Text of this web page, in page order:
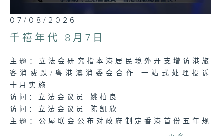
0
seconds
of
1
20
minutes,
13
seconds
07/08/2026
千禧年代 8月7日
主题：立法会研究指本港居民境外开支增访港旅
客消费跌/粤港澳消委会合作 一站式处理投诉
十月实施
访问：立法会议员 姚柏良
访问：立法会议员 陈凯欣
主题：公屋联会公布对政府制定香港首份五年规